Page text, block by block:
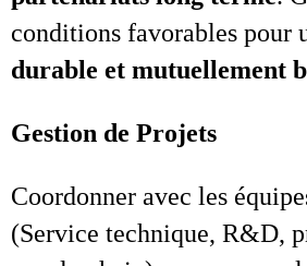
conditions favorables pour
durable et mutuellement
Gestion de Projets
Coordonner avec les
(Service technique, R&D,